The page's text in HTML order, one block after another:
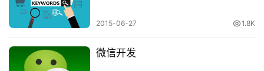
2015-06-27 1.8K
微信开发